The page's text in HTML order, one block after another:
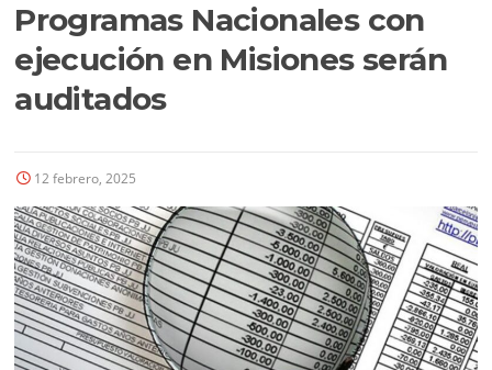
Programas Nacionales con
ejecución en Misiones serán
auditados
12 febrero, 2025